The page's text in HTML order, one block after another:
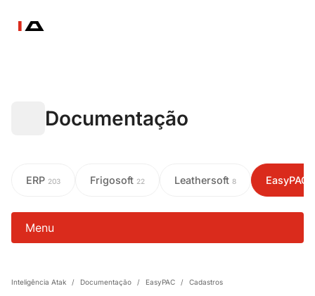
Documentação
ERP 203 Frigosoft 22 Leathersoft 8 EasyPAC
Menu
Inteligência Atak / Documentação / EasyPAC / Cadastros